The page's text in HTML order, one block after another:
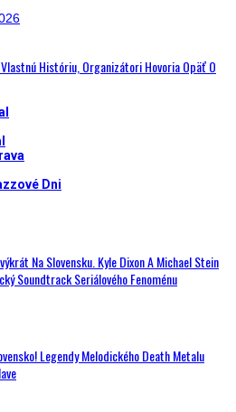
Históriu, Organizátori Hovoria Opäť O
Dni
Na Slovensku. Kyle Dixon A Michael Stein
Soundtrack Seriálového Fenoménu
Legendy Melodického Death Metalu